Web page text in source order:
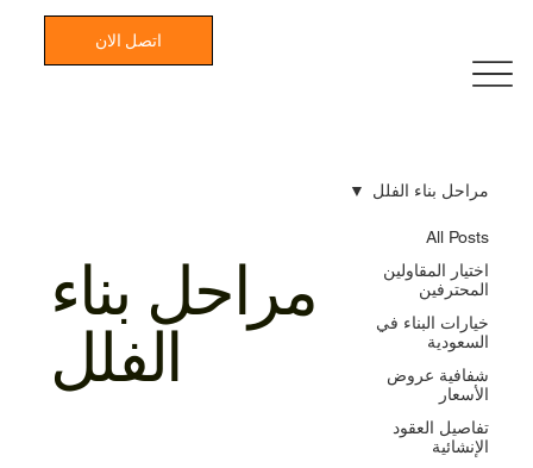
اتصل الان
All Posts
اختيار المقاولين
المحترفين
خيارات البناء في
السعودية
شفافية عروض
الأسعار
تفاصيل العقود
الإنشائية
مراحل بناء الفلل
مراحل بناء
الفلل